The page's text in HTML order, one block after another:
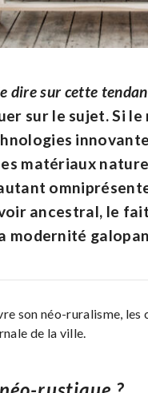
dire sur cette
sur le sujet. Si
matériaux
ancestral, le
modernité
son néo-ruralisme,
de la ville.